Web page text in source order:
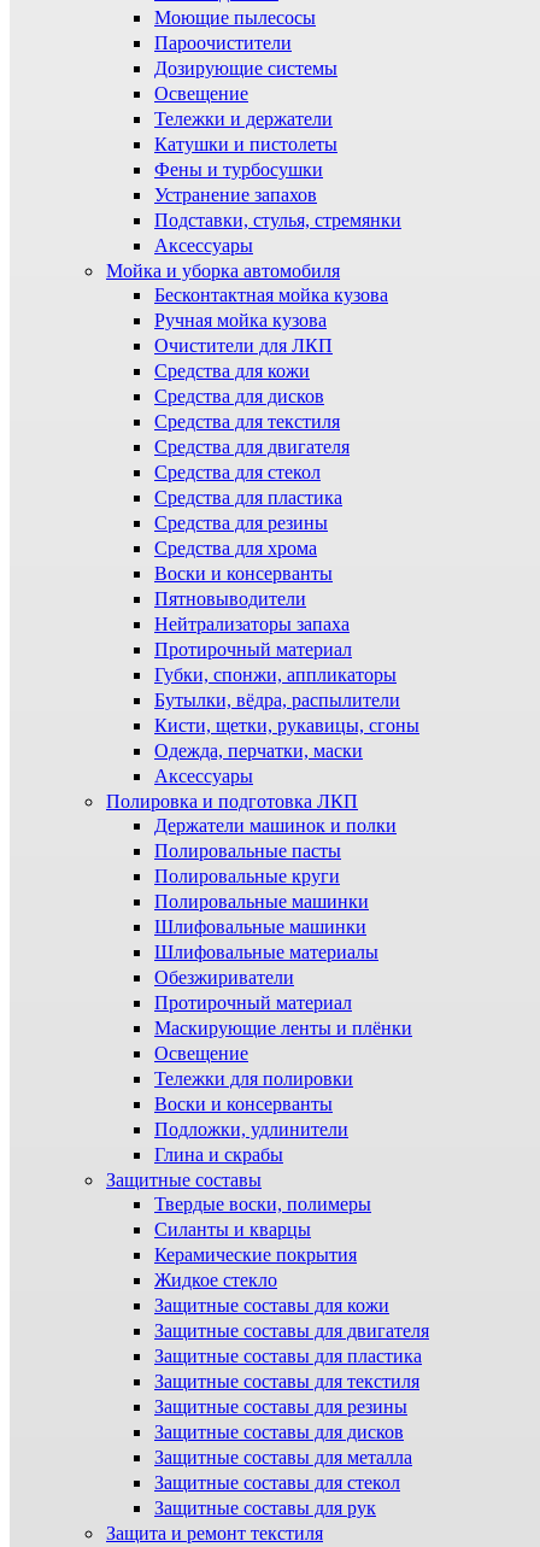
Моющие пылесосы
Пароочистители
Дозирующие системы
Освещение
Тележки и держатели
Катушки и пистолеты
Фены и турбосушки
Устранение запахов
Подставки, стулья, стремянки
Аксессуары
Мойка и уборка автомобиля
Бесконтактная мойка кузова
Ручная мойка кузова
Очистители для ЛКП
Средства для кожи
Средства для дисков
Средства для текстиля
Средства для двигателя
Средства для стекол
Средства для пластика
Средства для резины
Средства для хрома
Воски и консерванты
Пятновыводители
Нейтрализаторы запаха
Протирочный материал
Губки, спонжи, аппликаторы
Бутылки, вёдра, распылители
Кисти, щетки, рукавицы, сгоны
Одежда, перчатки, маски
Аксессуары
Полировка и подготовка ЛКП
Держатели машинок и полки
Полировальные пасты
Полировальные круги
Полировальные машинки
Шлифовальные машинки
Шлифовальные материалы
Обезжириватели
Протирочный материал
Маскирующие ленты и плёнки
Освещение
Тележки для полировки
Воски и консерванты
Подложки, удлинители
Глина и скрабы
Защитные составы
Твердые воски, полимеры
Силанты и кварцы
Керамические покрытия
Жидкое стекло
Защитные составы для кожи
Защитные составы для двигателя
Защитные составы для пластика
Защитные составы для текстиля
Защитные составы для резины
Защитные составы для дисков
Защитные составы для металла
Защитные составы для стекол
Защитные составы для рук
Защита и ремонт текстиля